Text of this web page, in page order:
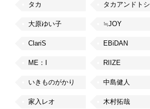
タカ タカアンドトシ
大原ゆい子 ≒JOY
ClariS EBiDAN
ME：I RIIZE
いきものがかり 中島健人
家入レオ 木村拓哉